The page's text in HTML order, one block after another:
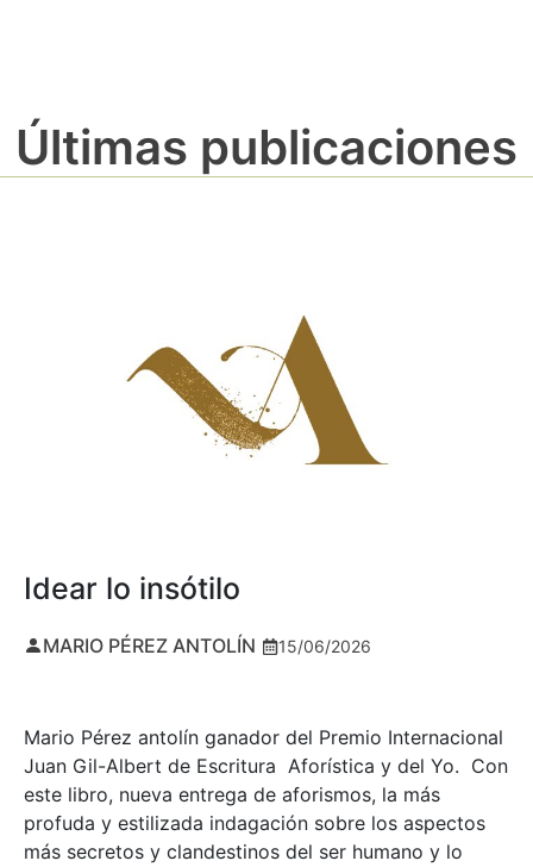
Últimas publicaciones
Idear lo insótilo
MARIO PÉREZ ANTOLÍN 15/06/2026
Mario Pérez antolín ganador del Premio Internacional
Juan Gil-Albert de Escritura Aforística y del Yo. Con
este libro, nueva entrega de aforismos, la más
profuda y estilizada indagación sobre los aspectos
más secretos y clandestinos del ser humano y lo